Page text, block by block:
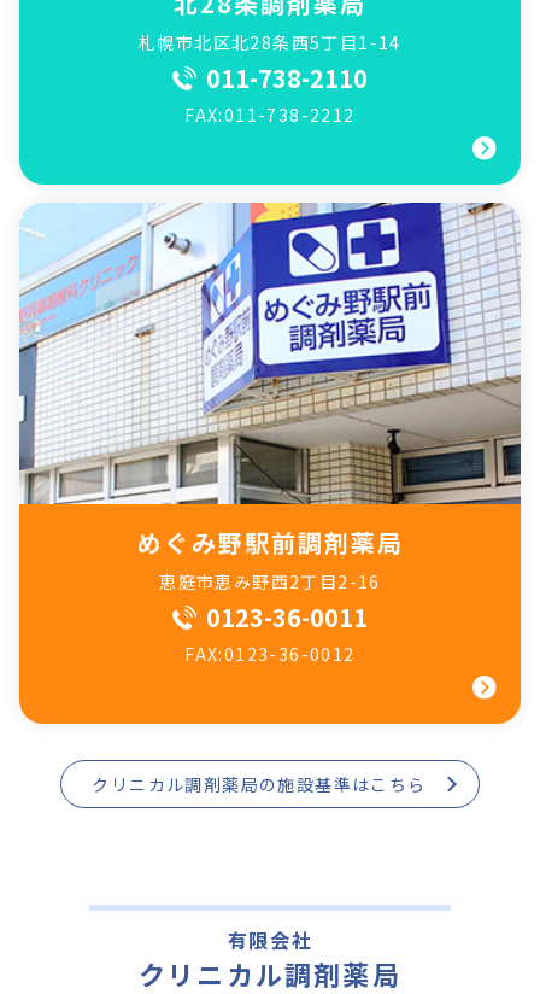
札幌市北区北28条西5丁目1-14
011-738-2110
FAX:011-738-2212
めぐみ野駅前調剤薬局
恵庭市恵み野西2丁目2-16
0123-36-0011
FAX:0123-36-0012
クリニカル調剤薬局の施設基準はこちら
有限会社
クリニカル調剤薬局